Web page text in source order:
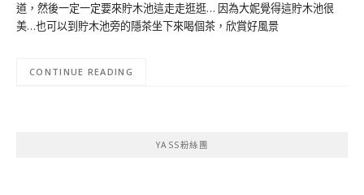
道，然後一定一定要來貯木池這走走逛逛… 因為大妮覺得這貯木池很
美…也可以到貯木池旁的隱茶坐下來喝個茶，欣賞好風景
CONTINUE READING
YASS粉絲團